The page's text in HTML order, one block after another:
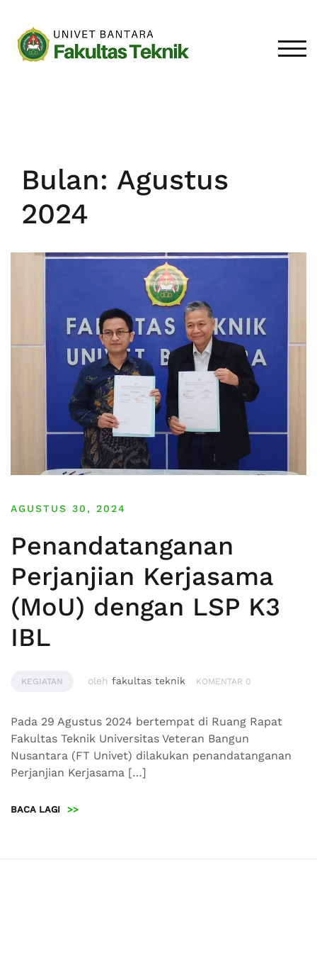
konten
Bulan: Agustus
2024
AGUSTUS 30, 2024
Penandatanganan
Perjanjian Kerjasama
(MoU) dengan LSP K3
IBL
KEGIATAN oleh fakultas teknik KOMENTAR 0
Pada 29 Agustus 2024 bertempat di Ruang Rapat
Fakultas Teknik Universitas Veteran Bangun
Nusantara (FT Univet) dilakukan penandatanganan
Perjanjian Kerjasama […]
BACA LAGI >>